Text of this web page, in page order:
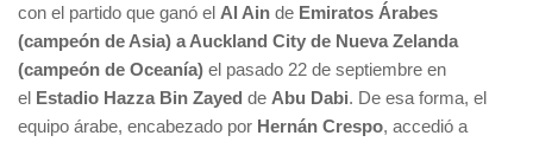
con el partido que ganó el Al Ain de Emiratos Árabes
(campeón de Asia) a Auckland City de Nueva Zelanda
(campeón de Oceanía) el pasado 22 de septiembre en
el Estadio Hazza Bin Zayed de Abu Dabi. De esa forma, el
equipo árabe, encabezado por Hernán Crespo, accedió a